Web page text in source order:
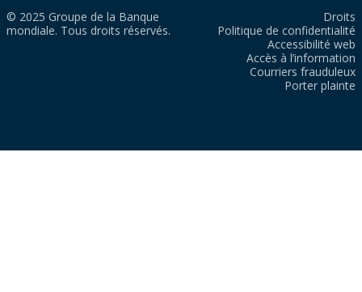
© 2025 Groupe de la Banque
mondiale. Tous droits réservés.
Droits
Politique de confidentialité
Accessibilité web
Accès à l’information
Courriers frauduleux
Porter plainte